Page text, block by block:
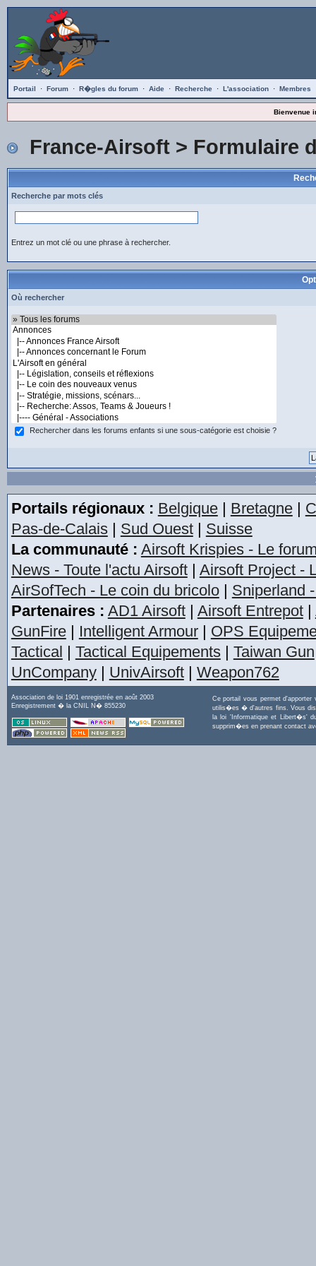
Portail · Forum · R�gles du forum · Aide · Recherche · L'association · Membres
Bienvenue
France-Airsoft> Formulaire
Recherche par mots clés
Entrez un mot clé ou une phrase à rechercher.
Où rechercher
Rechercher dans les forums enfants si une sous-catégorie est choisie ?
Portails régionaux : Belgique| Bretagne|
Pas-de-Calais| Sud Ouest| Suisse
La communauté : Airsoft Krispies - Le
News - Toute l'actu Airsoft| Airsoft Project -
AirSofTech - Le coin du bricolo| Sniperland
Partenaires : AD1 Airsoft| Airsoft Entrepot|
GunFire| Intelligent Armour| OPS
Tactical | Tactical Equipements| Taiwan Gun
UnCompany| UnivAirsoft| Weapon762
Association de loi 1901 enregistrée en août 2003
Enregistrement � la CNIL N� 855230
Ce portail vous permet
utilis�es � d'autres fins. Vous
la loi 'Informatique et Libert�s'
supprim�es en prenant contact